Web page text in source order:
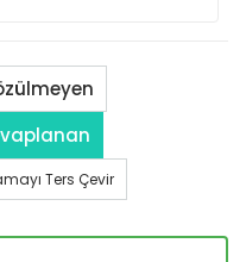
Ters Çevir